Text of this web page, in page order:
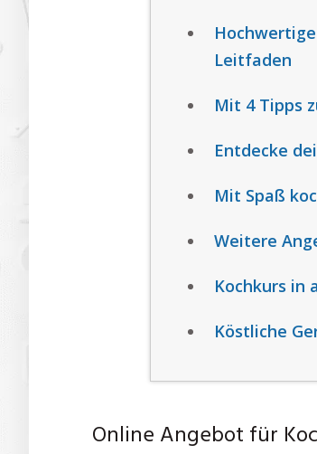
Leitfaden
Mit 4 Tipps
Entdecke
Mit Spaß
Weitere
Kochkurs in
Köstliche
Online Angebot für